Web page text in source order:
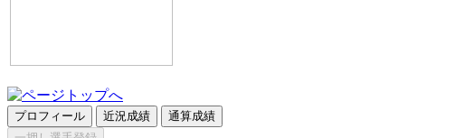
プロフィール 近況成績
通算成績